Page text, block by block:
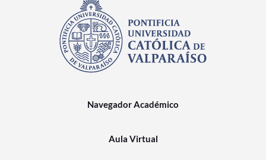
Navegador Académico
Aula Virtual